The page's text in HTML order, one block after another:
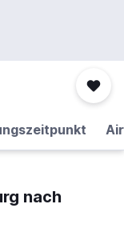
nach